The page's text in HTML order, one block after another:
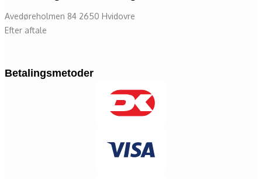
Avedøreholmen 84 2650 Hvidovre
Efter aftale
Betalingsmetoder